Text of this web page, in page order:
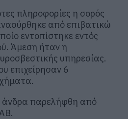
πληροφορίες η σορός
από επιβατικώ
εντοπίστηκε εντός
Άμεση ήταν η
υπηρεσίας.
επιχείρησαν 6
άνδρα παρελήφθη από